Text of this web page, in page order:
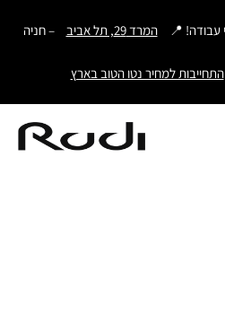
המרד 29, תל אביב – חניה
התחייבות למחיר נטו הטוב בארץ